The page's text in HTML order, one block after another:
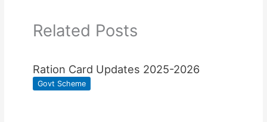
Related Posts
Ration Card Updates 2025-2026
Govt Scheme